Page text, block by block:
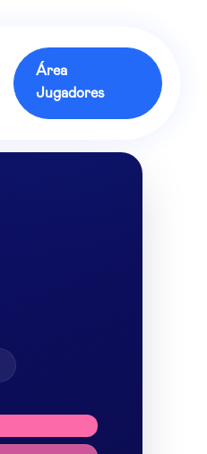
Área
Jugadores